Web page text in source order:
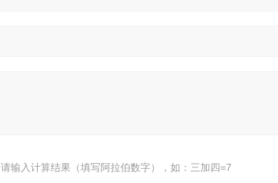
请输入计算结果（填写阿拉伯数字），如：三加四=7